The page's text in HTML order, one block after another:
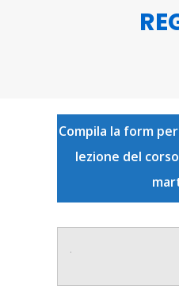
Compila la form
lezione del